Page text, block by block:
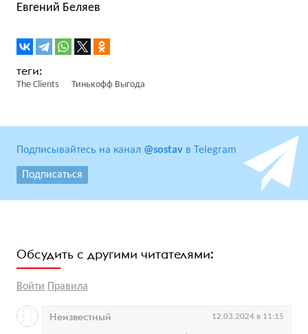
Евгений Беляев
The Clients Тинькофф Выгода
Подписывайтесь на канал @sostav в Telegram
Подписаться
Обсудить с другими читателями:
Войти Правила
Неизвестный 12.03.2024 в 11:15